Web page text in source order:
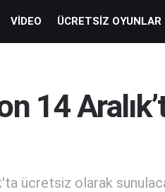
VIDEO ÜCRETSIZ OYUNLAR
14
ücretsiz olarak